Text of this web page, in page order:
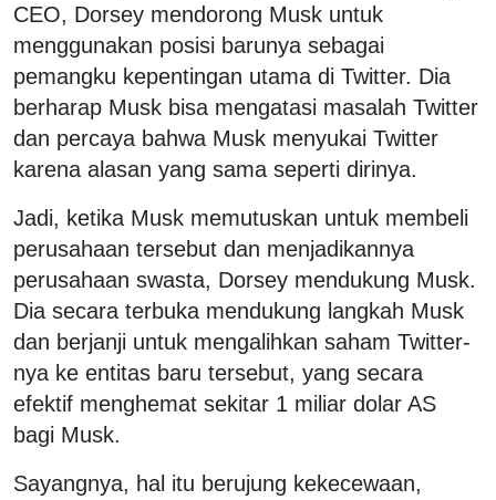
CEO, Dorsey mendorong Musk untuk
menggunakan posisi barunya sebagai
pemangku kepentingan utama di Twitter. Dia
berharap Musk bisa mengatasi masalah Twitter
dan percaya bahwa Musk menyukai Twitter
karena alasan yang sama seperti dirinya.
Jadi, ketika Musk memutuskan untuk membeli
perusahaan tersebut dan menjadikannya
perusahaan swasta, Dorsey mendukung Musk.
Dia secara terbuka mendukung langkah Musk
dan berjanji untuk mengalihkan saham Twitter-
nya ke entitas baru tersebut, yang secara
efektif menghemat sekitar 1 miliar dolar AS
bagi Musk.
Sayangnya, hal itu berujung kekecewaan,